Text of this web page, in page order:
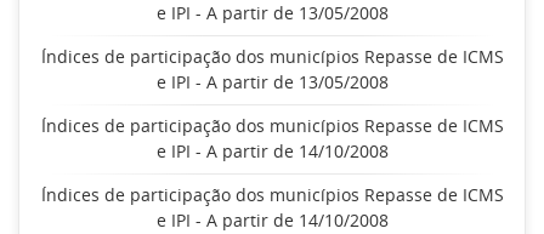
e IPI - A partir de 13/05/2008
Índices de participação dos municípios Repasse de ICMS
e IPI - A partir de 13/05/2008
Índices de participação dos municípios Repasse de ICMS
e IPI - A partir de 14/10/2008
Índices de participação dos municípios Repasse de ICMS
e IPI - A partir de 14/10/2008